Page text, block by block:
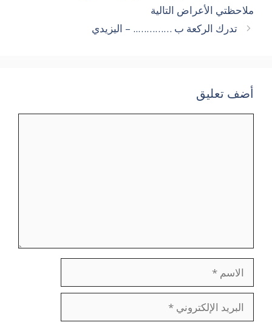
ملاحظتي الأعراض التالية
تدرك الركعة ب ………….. – اليزيدي
أضف تعليق
الاسم
البريد
الإلكتروني